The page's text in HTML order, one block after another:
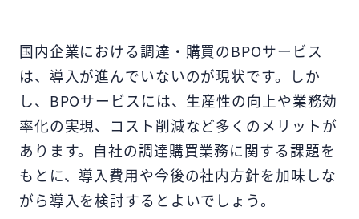
国内企業における調達・購買のBPOサービス
は、導入が進んでいないのが現状です。しか
し、BPOサービスには、生産性の向上や業務効
率化の実現、コスト削減など多くのメリットが
あります。自社の調達購買業務に関する課題を
もとに、導入費用や今後の社内方針を加味しな
がら導入を検討するとよいでしょう。